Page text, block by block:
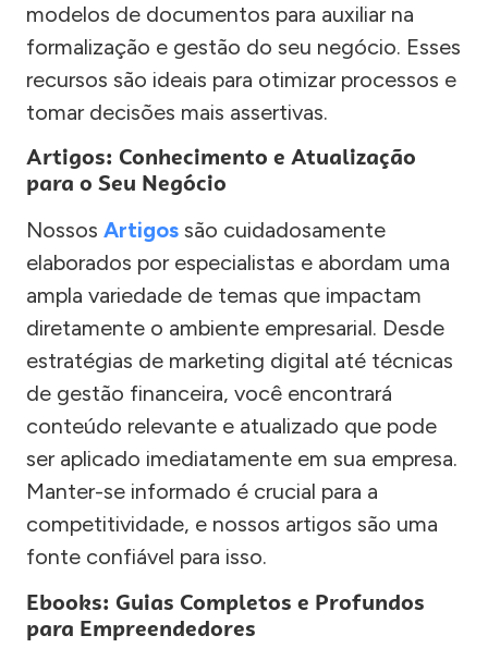
modelos de documentos para auxiliar na
formalização e gestão do seu negócio. Esses
recursos são ideais para otimizar processos e
tomar decisões mais assertivas.
Artigos: Conhecimento e Atualização
para o Seu Negócio
Nossos Artigos são cuidadosamente
elaborados por especialistas e abordam uma
ampla variedade de temas que impactam
diretamente o ambiente empresarial. Desde
estratégias de marketing digital até técnicas
de gestão financeira, você encontrará
conteúdo relevante e atualizado que pode
ser aplicado imediatamente em sua empresa.
Manter-se informado é crucial para a
competitividade, e nossos artigos são uma
fonte confiável para isso.
Ebooks: Guias Completos e Profundos
para Empreendedores